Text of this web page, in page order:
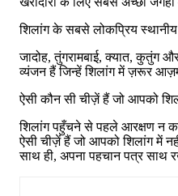
शिलांग के सबसे लोकप्रिय
जादोह, तुंगरामबाई, क्यात, कुतुंग
व्यंजन हैं जिन्हें शिलांग में ज़रूर
ऐसी कौन सी चीज़ें हैं जो आपको
शिलांग पहुँचने से पहले आरक्षण न
ऐसी चीज़ें हैं जो आपको शिलांग में
साथ ही, अपना पहचान पत्र साथ